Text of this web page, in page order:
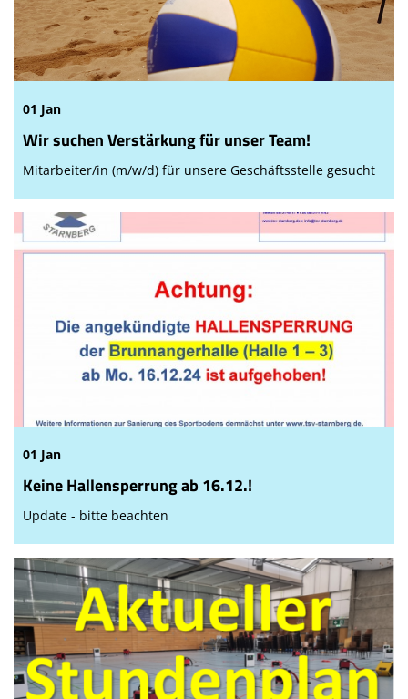
Sponsoren
Über uns
01 Jan
Wir suchen Verstärkung für unser Team!
Mitarbeiter/in (m/w/d) für unsere Geschäftsstelle gesucht
01 Jan
Keine Hallensperrung ab 16.12.!
Update - bitte beachten